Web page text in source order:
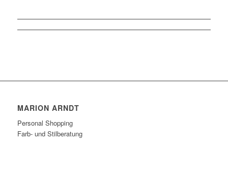
MARION ARNDT
Personal Shopping
Farb- und Stilberatung